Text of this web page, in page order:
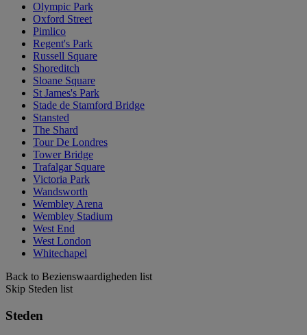
Olympic Park
Oxford Street
Pimlico
Regent's Park
Russell Square
Shoreditch
Sloane Square
St James's Park
Stade de Stamford Bridge
Stansted
The Shard
Tour De Londres
Tower Bridge
Trafalgar Square
Victoria Park
Wandsworth
Wembley Arena
Wembley Stadium
West End
West London
Whitechapel
Back to Bezienswaardigheden list
Skip Steden list
Steden